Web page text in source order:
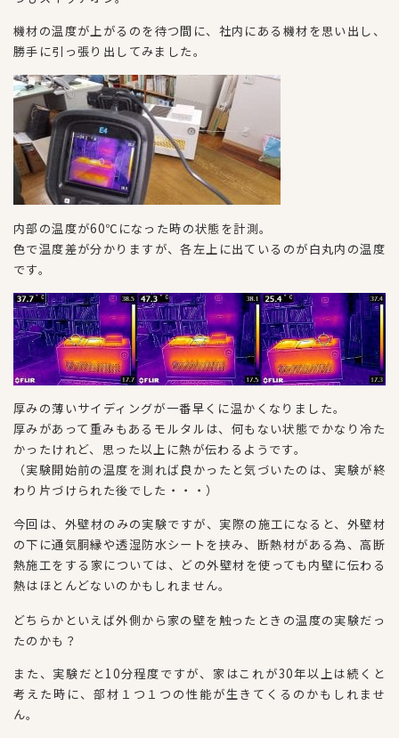
機材の温度が上がるのを待つ間に、社内にある機材を思い出し、
勝手に引っ張り出してみました。
内部の温度が60℃になった時の状態を計測。
色で温度差が分かりますが、各左上に出ているのが白丸内の温度
です。
厚みの薄いサイディングが一番早くに温かくなりました。
厚みがあって重みもあるモルタルは、何もない状態でかなり冷た
かったけれど、思った以上に熱が伝わるようです。
（実験開始前の温度を測れば良かったと気づいたのは、実験が終
わり片づけられた後でした・・・）
今回は、外壁材のみの実験ですが、実際の施工になると、外壁材
の下に通気胴縁や透湿防水シートを挟み、断熱材がある為、高断
熱施工をする家については、どの外壁材を使っても内壁に伝わる
熱はほとんどないのかもしれません。
どちらかといえば外側から家の壁を触ったときの温度の実験だっ
たのかも？
また、実験だと10分程度ですが、家はこれが30年以上は続くと
考えた時に、部材１つ１つの性能が生きてくるのかもしれませ
ん。